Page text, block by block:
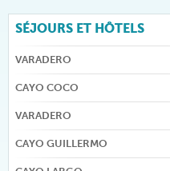
SÉJOURS ET HÔTELS
VARADERO
CAYO COCO
VARADERO
CAYO GUILLERMO